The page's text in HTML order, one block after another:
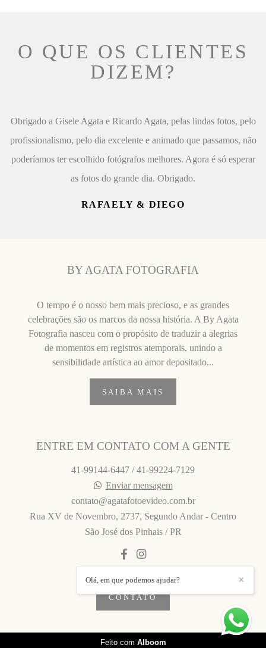
O QUE OS CLIENTES
DIZEM?
Obrigado a Gisele Agata e Ricardo Agata, pelas lindas fotos, pelo
profissionalismo, pelo dia excelente e animado que passamos, não
poderíamos ter escolhido fotógrafos melhores. Agora é só esperar
as fotos do grande dia. Obrigado.
RAFAELY & DIEGO
BY AGATA FOTOGRAFIA
O tempo é o nosso bem mais precioso, e as grandes
celebrações são os marcos da nossa história. A By Agata
Fotografia nasceu com o propósito de traduzir a alegrias
de momentos em registros atemporais, unindo a
sensibilidade artística ao amor depositado...
SAIBA MAIS
ENTRE EM CONTATO COM A GENTE
41-99144-6447 / 41-99224-7129
Enviar mensagem
contato@agatafotoevideo.com.br
Rua XV de Novembro, 2737, Segundo Andar - Centro
São José dos Pinhais / PR
CONTATO
✕
Olá, em que podemos ajudar?
Feito com Alboom